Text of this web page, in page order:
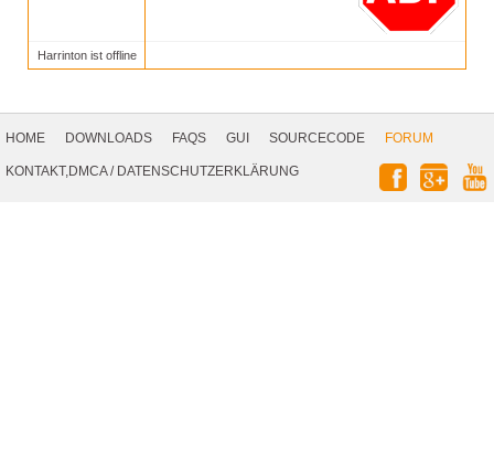
Harrinton ist offline
Navigation
HOME DOWNLOADS FAQS GUI SOURCECODE
FORUM
KONTAKT,DMCA/ DATENSCHUTZERKLÄRUNG